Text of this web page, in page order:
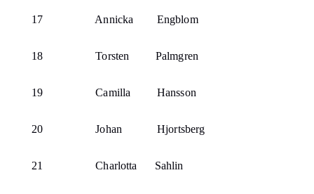
17 Annicka Engblom
18 Torsten Palmgren
19 Camilla Hansson
20 Johan Hjortsberg
21 Charlotta Sahlin